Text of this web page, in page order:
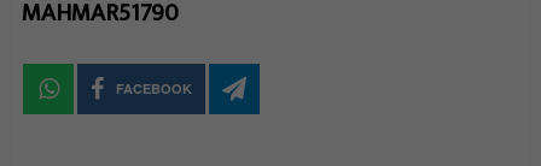
MAHMAR51790
FACEBOOK